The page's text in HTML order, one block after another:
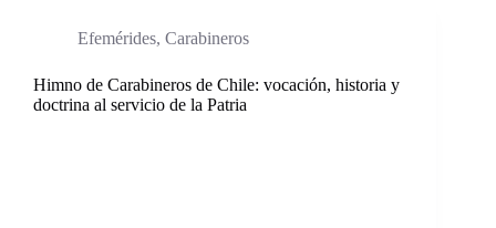
Efemérides, Carabineros
Himno de Carabineros de Chile: vocación, historia y
doctrina al servicio de la Patria